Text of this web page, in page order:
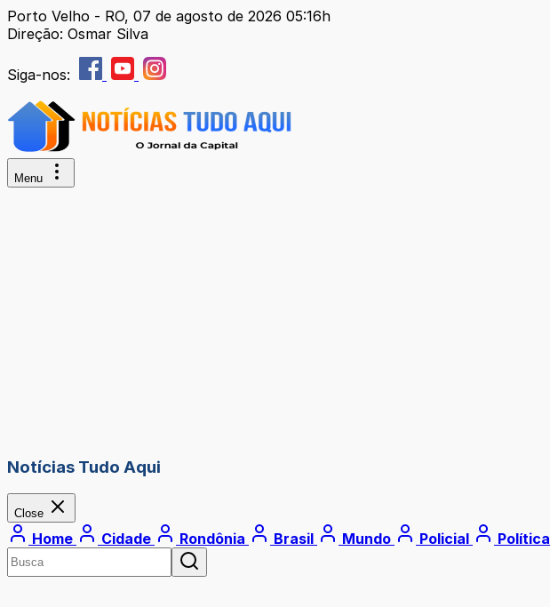
Porto Velho - RO, 07 de agosto de 2026 05:16h
Direção: Osmar Silva
Siga-nos:
Menu
Notícias Tudo Aqui
Close
Home Cidade Rondônia Brasil Mundo Policial Política